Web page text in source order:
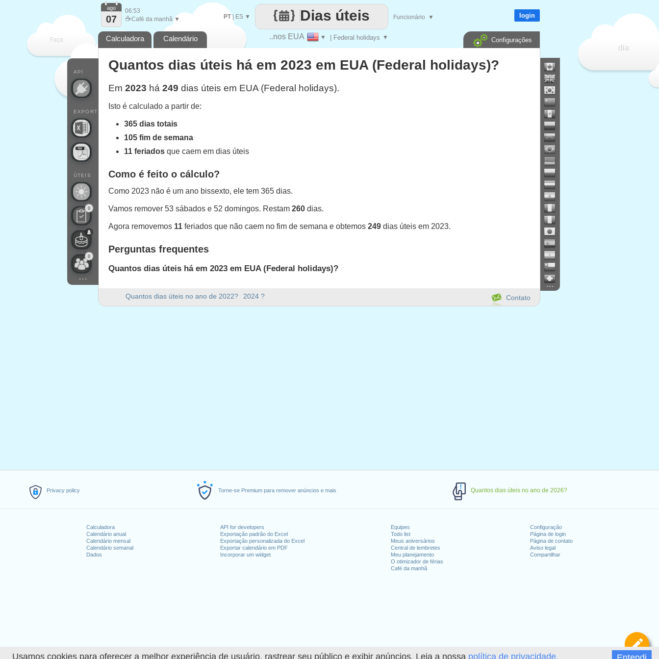
Usamos cookies para oferecer a melhor experiência de usuário, rastrear seu público e exibir anúncios. Leia a nossa política de privacidade.
Privacy policy Torne-se Premium para remover anúncios e mais Quantos dias úteis no ano de 2026?
Calculadora
Calendário anual
Calendário mensal
Calendário semanal
Dados
API for developers
Exportação padrão do Excel
Exportação personalizada do Excel
Exportar calendário em PDF
Incorporar um widget
Equipes
Todo list
Meus aniversários
Central de lembretes
Meu planejamento
O otimizador de férias
Café da manhã
Configuração
Página de login
Página de contato
Aviso legal
Compartilhar
Faça
cada
dia
..nos EUA ▼ | Federal holidays ▼
Dias úteis
PT| ES ▼ Funcionário ▼
API
EXPORT
ÚTEIS
0
0
...
ago
07
06:53
☕Café da manhã ▼ login
Calculadora Calendário Configurações
Quantos dias úteis no ano de 2022? 2024 ?
...
Contato
Quantos dias úteis há em 2023 em EUA (Federal holidays)?
Em 2023 há 249 dias úteis em EUA (Federal holidays).
Isto é calculado a partir de:
365 dias totais
105 fim de semana
11 feriados que caem em dias úteis
Como é feito o cálculo?
Como 2023 não é um ano bissexto, ele tem 365 dias.
Vamos remover 53 sábados e 52 domingos. Restam 260 dias.
Agora removemos 11 feriados que não caem no fim de semana e obtemos 249 dias úteis em 2023.
Perguntas frequentes
Quantos dias úteis há em 2023 em EUA (Federal holidays)?
Quantos dias de fim de semana há em 2023?
: segunda-feira, setembro 4, 2023
: segunda-feira, outubro 9, 2023
9.Veterans Day (observance): sexta-feira, novembro 10, 2023
11.
: segunda-feira, dezembro 25, 2023
Feriados que caem no fim de semana